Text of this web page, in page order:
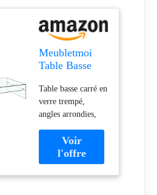
Meubletmoi
Table Basse
Design carré
avec étagère
vitrée - Style
Salon Moderne
épuré - Ice
Table basse carré en
verre trempé,
angles arrondies,
Design ultra
minimaliste pour
une ambiance
contemporaine